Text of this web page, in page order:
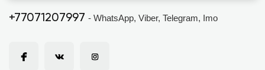
+77071207997 - WhatsApp, Viber, Telegram, Imo